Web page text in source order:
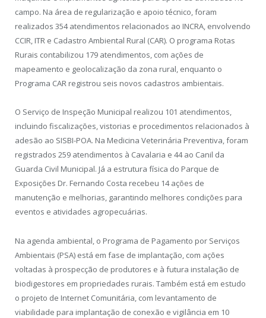
campo. Na área de regularização e apoio técnico, foram
realizados 354 atendimentos relacionados ao INCRA, envolvendo
CCIR, ITR e Cadastro Ambiental Rural (CAR). O programa Rotas
Rurais contabilizou 179 atendimentos, com ações de
mapeamento e geolocalização da zona rural, enquanto o
Programa CAR registrou seis novos cadastros ambientais.
O Serviço de Inspeção Municipal realizou 101 atendimentos,
incluindo fiscalizações, vistorias e procedimentos relacionados à
adesão ao SISBI-POA. Na Medicina Veterinária Preventiva, foram
registrados 259 atendimentos à Cavalaria e 44 ao Canil da
Guarda Civil Municipal. Já a estrutura física do Parque de
Exposições Dr. Fernando Costa recebeu 14 ações de
manutenção e melhorias, garantindo melhores condições para
eventos e atividades agropecuárias.
Na agenda ambiental, o Programa de Pagamento por Serviços
Ambientais (PSA) está em fase de implantação, com ações
voltadas à prospecção de produtores e à futura instalação de
biodigestores em propriedades rurais. Também está em estudo
o projeto de Internet Comunitária, com levantamento de
viabilidade para implantação de conexão e vigilância em 10